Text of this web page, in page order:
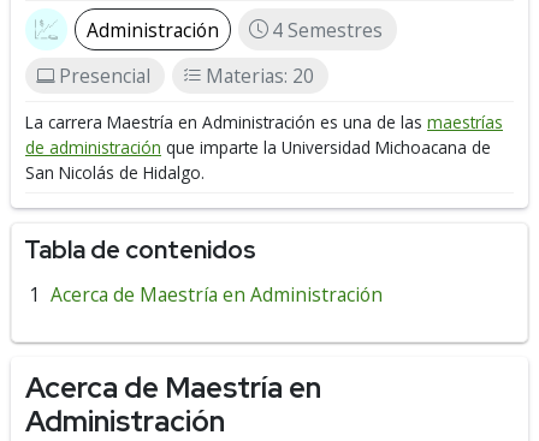
Administración
4 Semestres
Presencial
Materias: 20
La carrera Maestría en Administración es una de las maestrías
de administración que imparte la Universidad Michoacana de
San Nicolás de Hidalgo.
Tabla de contenidos
Acerca de Maestría en Administración
Acerca de Maestría en
Administración